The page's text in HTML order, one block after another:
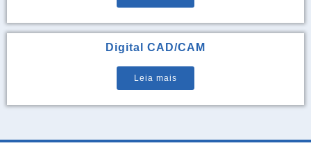
Digital CAD/CAM
Leia mais